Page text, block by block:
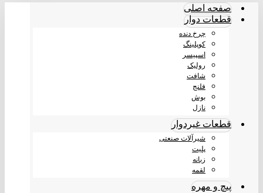
صفحه اصلی
قطعات دوار
چرخ دنده
کوپلینگ
اسپیسر
رولیک
شافت
فلنج
بوش
نازل
قطعات غیردوار
شیرآلات صنعتی
پلیت
زبانه
لقمه
پیچ و مهره